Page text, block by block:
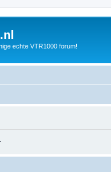
echte VTR1000 forum!